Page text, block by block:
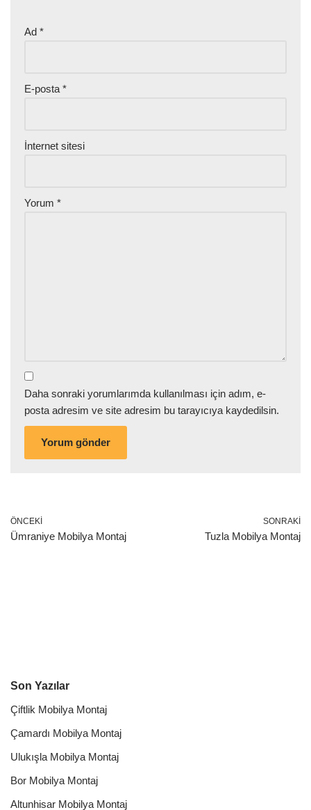
Ad *
E-posta *
İnternet sitesi
Yorum *
Daha sonraki yorumlarımda kullanılması için adım, e-
posta adresim ve site adresim bu tarayıcıya kaydedilsin.
ÖNCEKI
Ümraniye Mobilya Montaj
SONRAKI
Tuzla Mobilya Montaj
Son Yazılar
Çiftlik Mobilya Montaj
Çamardı Mobilya Montaj
Ulukışla Mobilya Montaj
Bor Mobilya Montaj
Altunhisar Mobilya Montaj